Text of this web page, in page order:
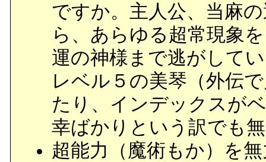
ですか。主人公、当麻
ら、あらゆる超常現象
運の神様まで逃がして
レベル５の美琴（外伝
たり、インデックスが
幸ばかりという訳でも
超能力（魔術もか）を